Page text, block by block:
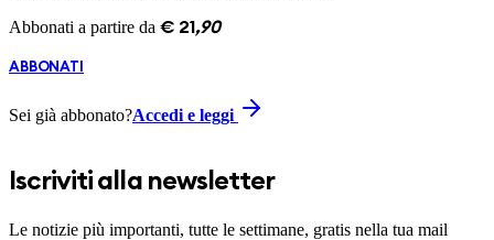
Abbonati a partire da € 21 ,90
ABBONATI
Sei già abbonato?Accedi e leggi
Iscriviti alla newsletter
Le notizie più importanti, tutte le settimane, gratis nella tua mail